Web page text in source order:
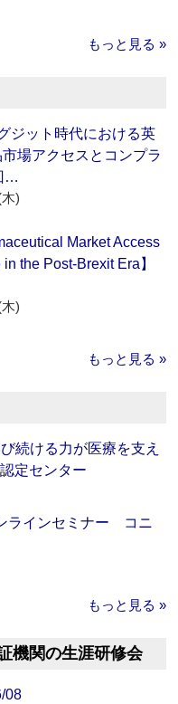
もっと見る »
ジット時代における英
場アクセスとコンプラ
…
)
Market Access
the Post-Brexit Era】
)
もっと見る »
続ける力が医療を支え
定センター
ラインセミナー コニ
もっと見る »
機関の生涯研修会
08